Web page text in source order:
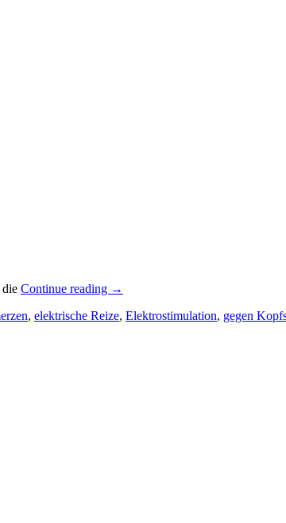
Continue reading →
, elektrische Reize, Elektrostimulation, gegen